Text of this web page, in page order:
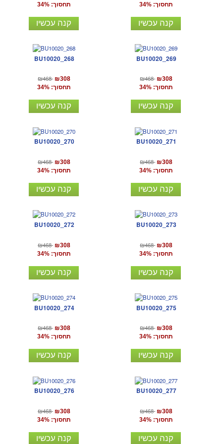
תחסוך: 34%
קנה עכשיו
תחסוך: 34%
קנה עכשיו
BU10020_268
₪468 ₪308
תחסוך: 34%
קנה עכשיו
BU10020_269
₪468 ₪308
תחסוך: 34%
קנה עכשיו
BU10020_270
₪468 ₪308
תחסוך: 34%
קנה עכשיו
BU10020_271
₪468 ₪308
תחסוך: 34%
קנה עכשיו
BU10020_272
₪468 ₪308
תחסוך: 34%
קנה עכשיו
BU10020_273
₪468 ₪308
תחסוך: 34%
קנה עכשיו
BU10020_274
₪468 ₪308
תחסוך: 34%
קנה עכשיו
BU10020_275
₪468 ₪308
תחסוך: 34%
קנה עכשיו
BU10020_276
₪468 ₪308
תחסוך: 34%
קנה עכשיו
BU10020_277
₪468 ₪308
תחסוך: 34%
קנה עכשיו